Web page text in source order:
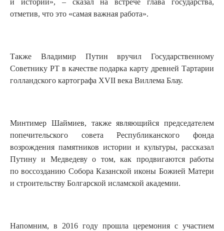
и истории», – сказал на встрече глава государства,
отметив, что это «самая важная работа».
Также Владимир Путин вручил Государственному
Советнику РТ в качестве подарка карту древней Тартарии
голландского картографа XVII века Виллема Блау.
Минтимер Шаймиев, также являющийся председателем
попечительского совета Республиканского фонда
возрождения памятников истории и культуры, рассказал
Путину и Медведеву о том, как продвигаются работы
по воссозданию Собора Казанской иконы Божией Матери
и строительству Болгарской исламской академии.
Напомним, в 2016 году прошла церемония с участием